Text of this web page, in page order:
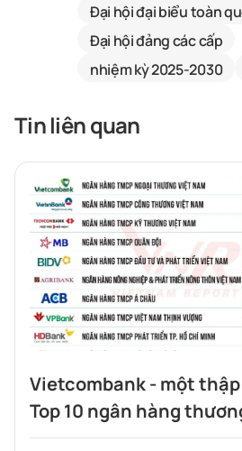
Đại hội đại biểu toàn
Đảng
Đại hội đảng các cấp
nhiệm kỳ 2025-2030
Tin liên quan
Vietcombank - một thập
Top 10 ngân hàng
tín